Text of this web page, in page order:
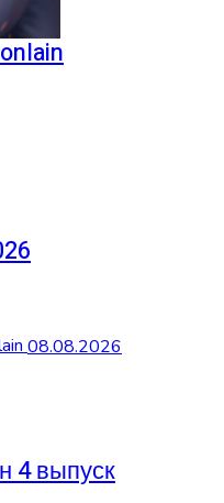
08.08.2026
4 выпуск